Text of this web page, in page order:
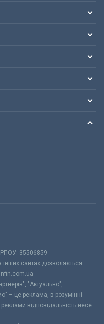
35506859
інших сайтах дозволяється
"Актуально",
– це реклама, в розумінні
відповідальність несе